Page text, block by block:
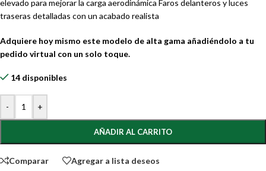
elevado para mejorar la carga aerodinámica Faros delanteros y luces
traseras detalladas con un acabado realista
Adquiere hoy mismo este modelo de alta gama añadiéndolo a tu
pedido virtual con un solo toque.
14 disponibles
- +
AÑADIR AL CARRITO
Comparar Agregar a lista deseos